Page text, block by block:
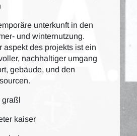
unterkunft in den
und winternutzung.
aspekt des projekts ist ein
nachhaltiger umgang
gebäude, und den
graßl
kaiser